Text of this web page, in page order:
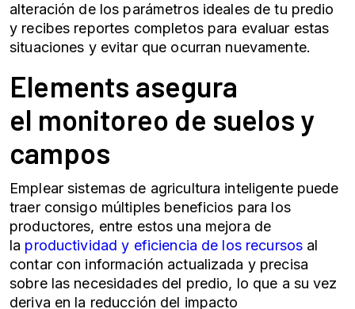
alteración de los parámetros ideales de tu predio
y recibes reportes completos para evaluar estas
situaciones y evitar que ocurran nuevamente.
Elements asegura
el monitoreo de suelos y
campos
Emplear sistemas de agricultura inteligente puede
traer consigo múltiples beneficios para los
productores, entre estos una mejora de
la productividad y eficiencia de los recursos al
contar con información actualizada y precisa
sobre las necesidades del predio, lo que a su vez
deriva en la reducción del impacto